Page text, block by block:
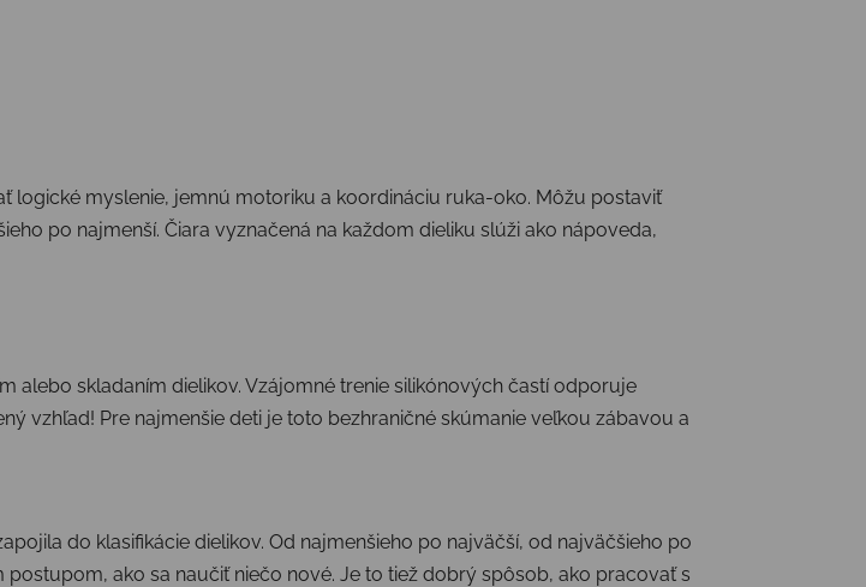
logické myslenie, jemnú motoriku a koordináciu ruka-oko. Môžu postaviť
po najmenší. Čiara vyznačená na každom dieliku slúži ako nápoveda,
alebo skladaním dielikov. Vzájomné trenie silikónových častí odporuje
vzhľad! Pre najmenšie deti je toto bezhraničné skúmanie veľkou zábavou a
do klasifikácie dielikov. Od najmenšieho po najväčší, od najväčšieho po
ako sa naučiť niečo nové. Je to tiež dobrý spôsob, ako pracovať s